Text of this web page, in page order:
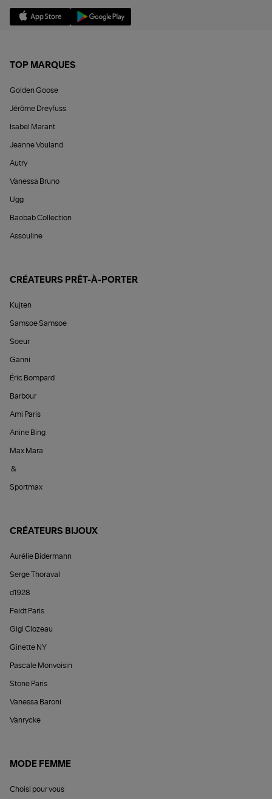
TOP MARQUES
Golden Goose
Jérôme Dreyfuss
Isabel Marant
Jeanne Vouland
Autry
Vanessa Bruno
Ugg
Baobab Collection
Assouline
CRÉATEURS PRÊT-À-PORTER
Kujten
Samsoe Samsoe
Soeur
Ganni
Éric Bompard
Barbour
Ami Paris
Anine Bing
Max Mara
&
Sportmax
CRÉATEURS BIJOUX
Aurélie Bidermann
Serge Thoraval
d1928
Feidt Paris
Gigi Clozeau
Ginette NY
Pascale Monvoisin
Stone Paris
Vanessa Baroni
Vanrycke
MODE FEMME
Choisi pour vous